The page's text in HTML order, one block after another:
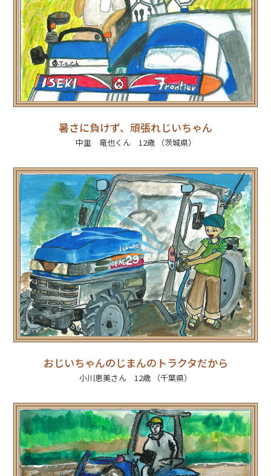
暑さに負けず、頑張れじいちゃん
中里 竜也くん 12歳 （茨城県）
おじいちゃんのじまんのトラクタだから
小川恵美さん 12歳 （千葉県）